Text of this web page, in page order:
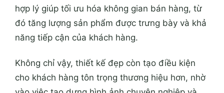
hợp lý giúp tối ưu hóa không gian bán hàng, từ
đó tăng lượng sản phẩm được trưng bày và khả
năng tiếp cận của khách hàng.
Không chỉ vậy, thiết kế đẹp còn tạo điều kiện
cho khách hàng tôn trọng thương hiệu hơn, nhờ